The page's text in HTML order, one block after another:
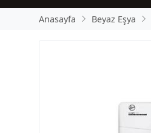
Anasayfa Beyaz Eşya